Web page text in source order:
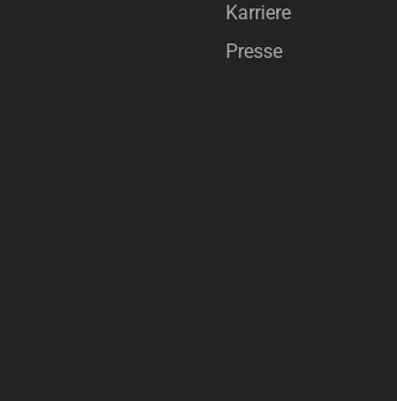
Karriere
Presse